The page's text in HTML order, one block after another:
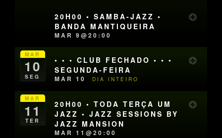
20H00 • SAMBA-JAZZ •
BANDA MANTIQUEIRA
MAR 9@20:00
MAR
10
SEG
• • • CLUB FECHADO • • •
SEGUNDA-FEIRA
MAR 10 DIA INTEIRO
MAR
11
TER
20H00 • TODA TERÇA UM
JAZZ • JAZZ SESSIONS BY
JAZZ MANSION
MAR 11@20:00